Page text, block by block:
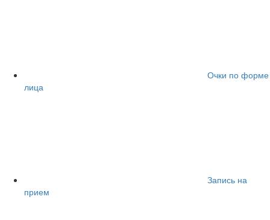
Очки по форме
лица
Запись на
прием